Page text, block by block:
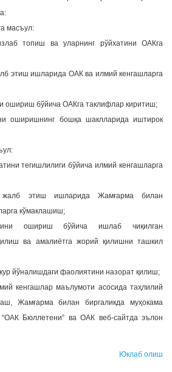
масъул:
топиш ва уларнинг рўйхатини ОАКга
этиш ишларида ОАК ва илмий кенгашларга
ошириш бўйича ОАКга таклифлар киритиш;
оширишнинг бошқа шаклларида иштирок
тегишлилиги бўйича илмий кенгашларга
жалб этиш ишларида Жамғарма билан
кўмаклашиш;
ошириш бўйича ишлаб чиқилган
ва амалиётга жорий қилишни ташкил
йўналишдаги фаолиятини назорат қилиш;
кенгашлар маълумоти асосида таҳлилий
Жамғарма билан биргаликда муҳокама
Бюллетени” ва ОАК веб-сайтда эълон
Юклаб олиш